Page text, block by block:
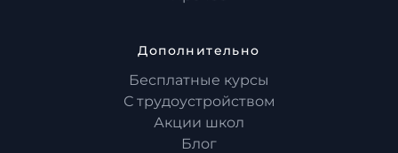
Дополнительно
Бесплатные курсы
С трудоустройством
Акции школ
Блог